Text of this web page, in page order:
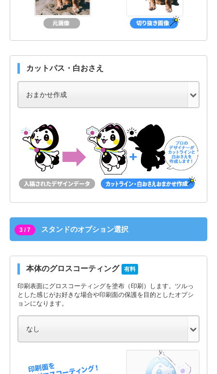
カットパス・白おさえ
3 / 7 スタンドのオプション選択
本体のグロスコーティング 有料
印刷表面にグロスコーティングを塗布（印刷）します。ツルっ
とした感じがお好きな場合や印刷面の保護を目的としたオプシ
ョンになります。